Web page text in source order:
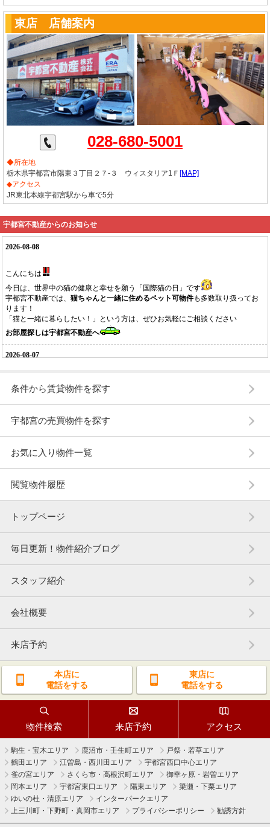
東店 店舗案内
028-680-5001
◆所在地
栃木県宇都宮市陽東３丁目２７-３ ウィスタリア1Ｆ [MAP]
◆アクセス
JR東北本線宇都宮駅から車で5分
宇都宮不動産からのお知らせ
条件から賃貸物件を探す
宇都宮の売買物件を探す
お気に入り物件一覧
閲覧物件履歴
トップページ
毎日更新！物件紹介ブログ
スタッフ紹介
会社概要
来店予約
本店に
電話をする
東店に
電話をする
物件検索 来店予約 アクセス
駒生・宝木エリア 鹿沼市・壬生町エリア
戸祭・若草エリア
鶴田エリア
江曽島・西川田エリア
宇都宮西口中心エリア
雀の宮エリア
さくら市・高根沢町エリア
御幸ヶ原・岩曽エリア
岡本エリア
宇都宮東口エリア 陽東エリア
簗瀬・下栗エリア
ゆいの杜・清原エリア
インターパークエリア
上三川町・下野町・真岡市エリア
プライバシーポリシー 勧誘方針